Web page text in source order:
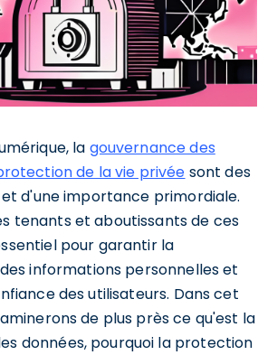
la gouvernance des
de la vie privée sont des
d'une importance primordiale.
tenants et aboutissants de ces
pour garantir la
informations personnelles et
des utilisateurs. Dans cet
de plus près ce qu'est la
données, pourquoi la protection